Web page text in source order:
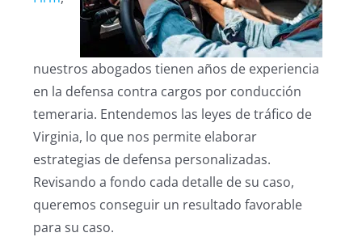
nuestros abogados tienen años de experiencia
en la defensa contra cargos por conducción
temeraria. Entendemos las leyes de tráfico de
Virginia, lo que nos permite elaborar
estrategias de defensa personalizadas.
Revisando a fondo cada detalle de su caso,
queremos conseguir un resultado favorable
para su caso.